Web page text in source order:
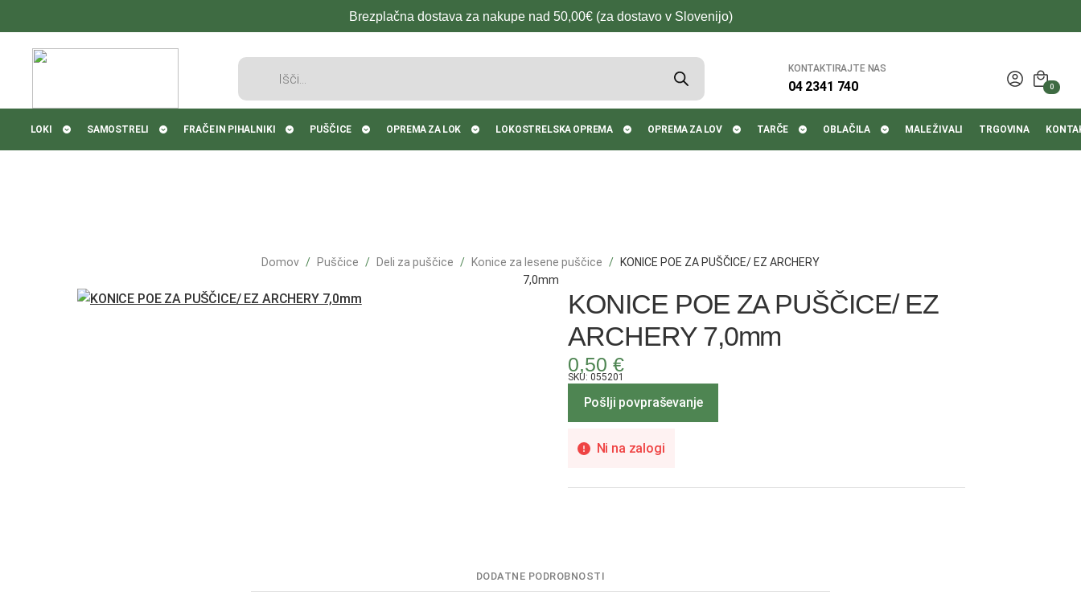
Brezplačna dostava za nakupe nad 50,00€ (za dostavo v Slovenijo)
Products
KONTAKTIRAJTE NAS
04 2341 740 0
LOKI SAMOSTRELI FRAČE IN PIHALNIKI PUŠČICE OPREMA ZA LOK LOKOSTRELSKA OPREMA OPREMA ZA LOV TARČE OBLAČILA MALE ŽIVALI TRGOVINA
Domov Puščice Deli za puščice Konice za lesene puščice
KONICE POE ZA PUŠČICE/ EZ ARCHERY
7,0mm
KONICE POE ZA PUŠČICE/ EZ
ARCHERY 7,0mm
0,50 €
SKU: 055201
Pošlji povpraševanje
Ni na zalogi
DODATNE PODROBNOSTI